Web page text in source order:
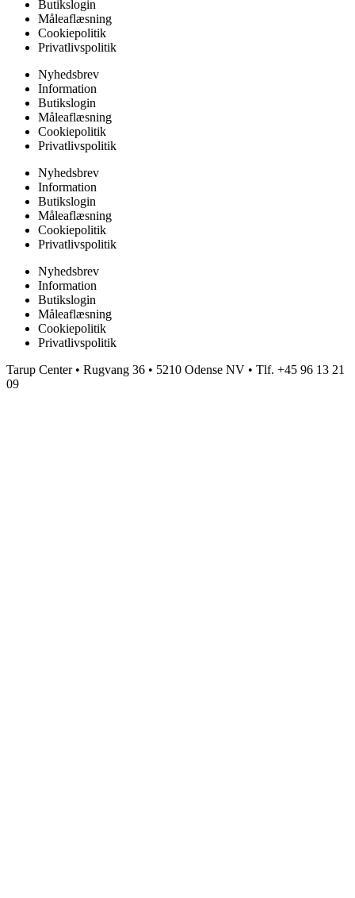
Butikslogin
Måleaflæsning
Cookiepolitik
Privatlivspolitik
Nyhedsbrev
Information
Butikslogin
Måleaflæsning
Cookiepolitik
Privatlivspolitik
Nyhedsbrev
Information
Butikslogin
Måleaflæsning
Cookiepolitik
Privatlivspolitik
Nyhedsbrev
Information
Butikslogin
Måleaflæsning
Cookiepolitik
Privatlivspolitik
Tarup Center • Rugvang 36 • 5210 Odense NV • Tlf. +45 96 13 21
09